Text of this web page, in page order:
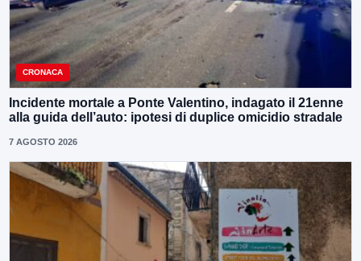
CRONACA
Incidente mortale a Ponte Valentino, indagato il 21enne
alla guida dell’auto: ipotesi di duplice omicidio stradale
7 AGOSTO 2026